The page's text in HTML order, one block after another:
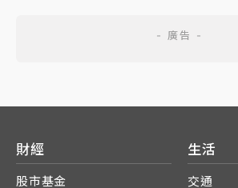
財經
股市基金
生活
交通